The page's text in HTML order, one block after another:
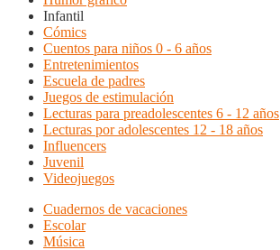
Infantil
Cómics
Cuentos para niños 0 - 6 años
Entretenimientos
Escuela de padres
Juegos de estimulación
Lecturas para preadolescentes 6 - 12 años
Lecturas por adolescentes 12 - 18 años
Influencers
Juvenil
Videojuegos
Cuadernos de vacaciones
Escolar
Música